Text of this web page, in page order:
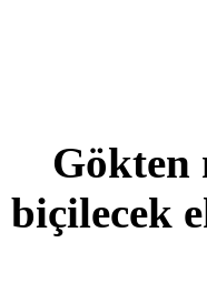
Gökten
biçilecek